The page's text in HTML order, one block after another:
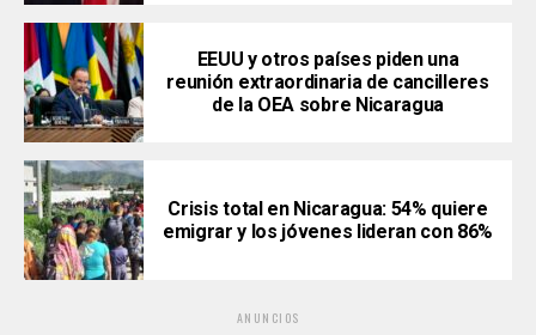
EEUU y otros países piden una
reunión extraordinaria de cancilleres
de la OEA sobre Nicaragua
Crisis total en Nicaragua: 54% quiere
emigrar y los jóvenes lideran con 86%
ANUNCIOS